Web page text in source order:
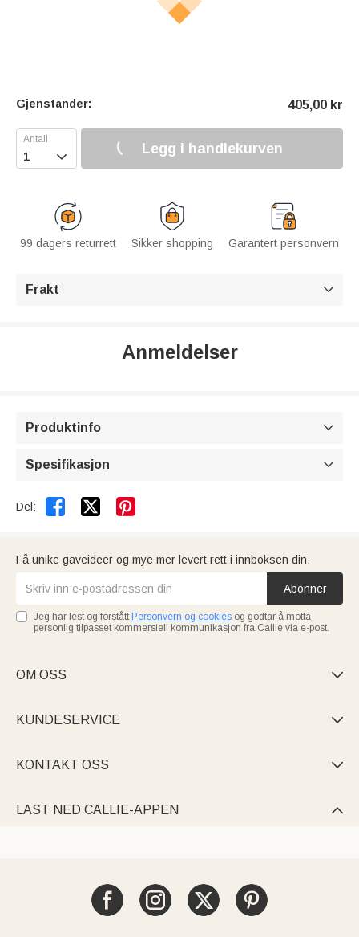
Gjenstander: 405,00 kr
 Legg i handlekurven
99 dagers returrett Sikker shopping Garantert personvern
Frakt 
Anmeldelser
Produktinfo 
Spesifikasjon 
Del:  
Få unike gaveideer og mye mer levert rett i innboksen din.
Abonner
Jeg har lest og forstått Personvern og cookies og godtar å motta
personlig tilpasset kommersiell kommunikasjon fra Callie via e-post.
OM OSS 
KUNDESERVICE 
KONTAKT OSS 
LAST NED CALLIE-APPEN 